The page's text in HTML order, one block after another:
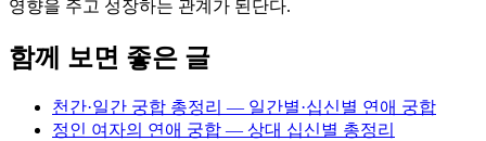
영향을 주고 성장하는 관계가 된단다.
함께 보면 좋은 글
천간·일간 궁합 총정리 — 일간별·십신별 연애 궁합
정인 여자의 연애 궁합 — 상대 십신별 총정리